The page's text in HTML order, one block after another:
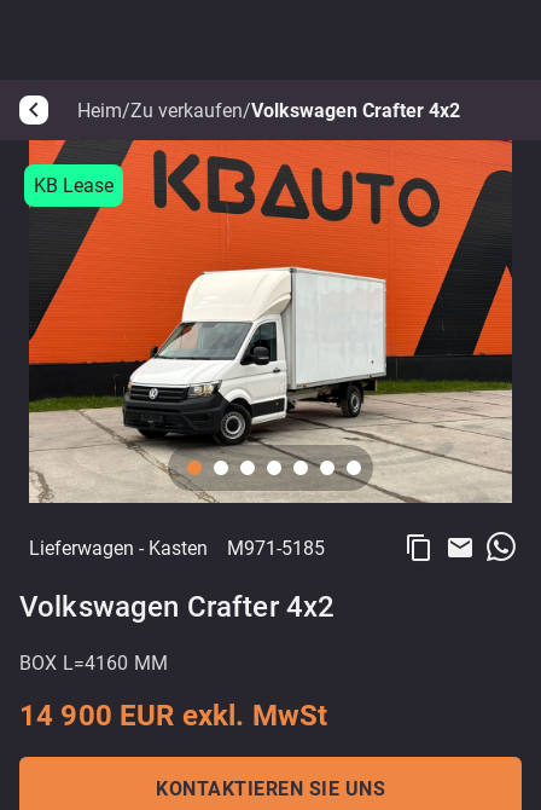
arrow_back_ios Heim/Zu verkaufen/Volkswagen Crafter 4x2
KB Lease
Lieferwagen - Kasten M971-5185 content_copy email
Volkswagen Crafter 4x2
BOX L=4160 MM
14 900 EUR exkl. MwSt
KONTAKTIEREN SIE UNS